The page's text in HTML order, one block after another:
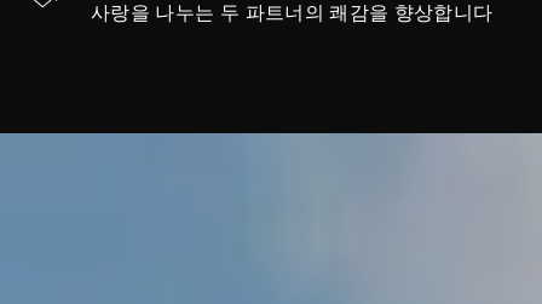
사랑을 나누는 두 파트너의 쾌감을 향상합니다